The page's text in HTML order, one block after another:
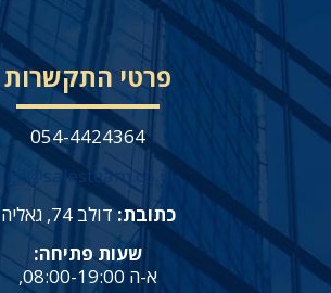
פרטי התקשרות
054-4424364
gil@salesteam.co.il
כתובת:דולב 74, גאליה
שעות פתיחה:
א-ה 08:00-19:00,